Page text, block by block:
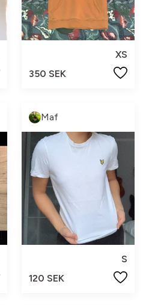
XS
350 SEK
Maf
S
120 SEK